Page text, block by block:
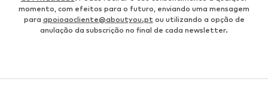
momento, com efeitos para o futuro, enviando uma mensagem
para apoioaocliente@aboutyou.pt ou utilizando a opção de
anulação da subscrição no final de cada newsletter.